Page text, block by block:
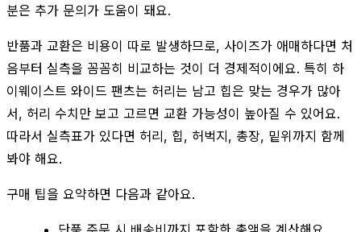
분은 추가 문의가 도움이 돼요.
반품과 교환은 비용이 따로 발생하므로, 사이즈가 애매하다면 처
음부터 실측을 꼼꼼히 비교하는 것이 더 경제적이에요. 특히 하
이웨이스트 와이드 팬츠는 허리는 남고 힙은 맞는 경우가 많아
서, 허리 수치만 보고 고르면 교환 가능성이 높아질 수 있어요.
따라서 실측표가 있다면 허리, 힙, 허벅지, 총장, 밑위까지 함께
봐야 해요.
구매 팁을 요약하면 다음과 같아요.